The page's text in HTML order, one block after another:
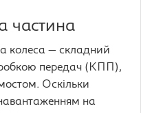
частина
колеса — складний
передач (КПП),
Оскільки
на